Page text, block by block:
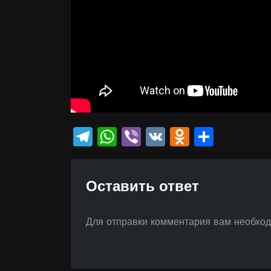
Telegram
WhatsApp
Viber
VK
Оставить ответ
Для отправки комментария вам